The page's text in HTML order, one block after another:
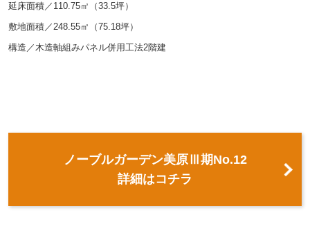
延床面積／110.75㎡（33.5坪）
敷地面積／248.55㎡（75.18坪）
構造／木造軸組みパネル併用工法2階建
ノーブルガーデン美原Ⅲ期No.12
詳細はコチラ